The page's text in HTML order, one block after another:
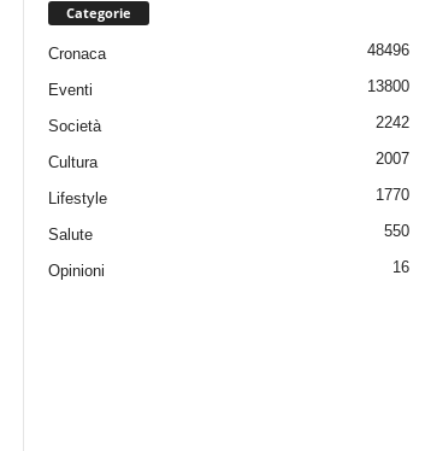
Categorie
Cronaca 48496
Eventi 13800
Società 2242
Cultura 2007
Lifestyle 1770
Salute 550
Opinioni 16